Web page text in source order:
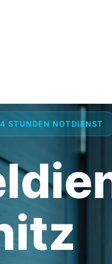
STUNDEN NOTDIENST